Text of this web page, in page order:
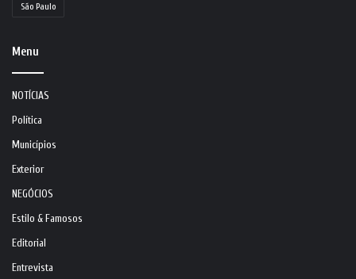
São Paulo
Menu
NOTÍCIAS
Política
Municípios
Exterior
NEGÓCIOS
Estilo & Famosos
Editorial
Entrevista